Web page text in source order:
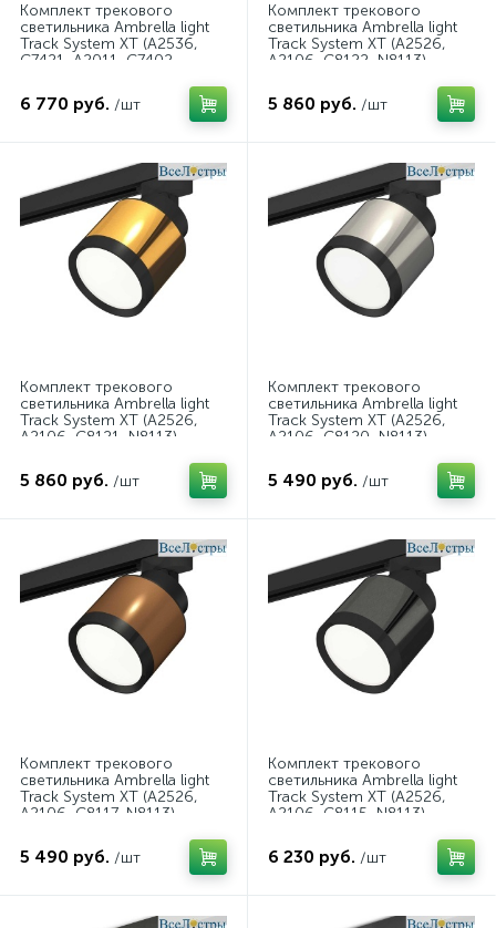
Комплект трекового
светильника Ambrella light
Track System XT (A2536,
C7421, A2011, C7402,
6 770 руб. /шт
Комплект трекового
светильника Ambrella light
Track System XT (A2526,
A2106, C8122, N8113)
5 860 руб. /шт
Комплект трекового
светильника Ambrella light
Track System XT (A2526,
A2106, C8121, N8113)
5 860 руб. /шт
Комплект трекового
светильника Ambrella light
Track System XT (A2526,
A2106, C8120, N8113)
5 490 руб. /шт
Комплект трекового
светильника Ambrella light
Track System XT (A2526,
A2106, C8117, N8113)
5 490 руб. /шт
Комплект трекового
светильника Ambrella light
Track System XT (A2526,
A2106, C8115, N8113)
6 230 руб. /шт